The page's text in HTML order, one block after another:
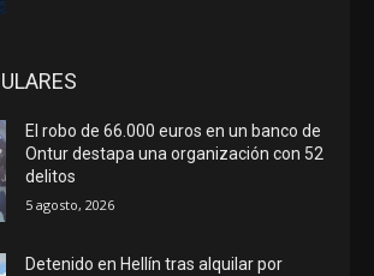
El robo de 66.000 euros en un banco de
Ontur destapa una organización con 52
delitos
5 agosto, 2026
Detenido en Hellín tras alquilar por